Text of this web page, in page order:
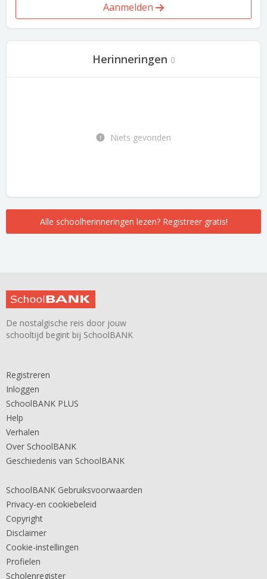
Aanmelden
Herinneringen 0
Niets gevonden
Alle schoolherinneringen lezen? Registreer gratis!
De nostalgische reis door jouw
schooltijd begint bij SchoolBANK
Registreren
Inloggen
SchoolBANK PLUS
Help
Verhalen
Over SchoolBANK
Geschiedenis van SchoolBANK
SchoolBANK Gebruiksvoorwaarden
Privacy-en cookiebeleid
Copyright
Disclaimer
Cookie-instellingen
Profielen
Scholenregister